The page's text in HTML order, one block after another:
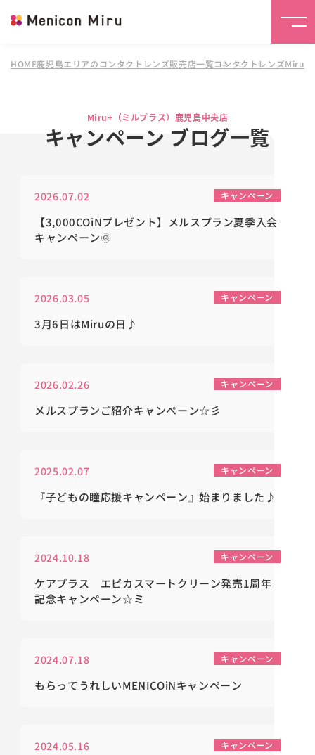
HOME鹿児島エリアのコンタクトレンズ販売店一覧コンタクトレンズMiru+
Miru+（ミルプラス）鹿児島中央店
キャンペーン ブログ一覧
2026.07.02 キャンペーン
【3,000COiNプレゼント】メルスプラン夏季入会
キャンペーン🌞
2026.03.05 キャンペーン
3月6日はMiruの日♪
2026.02.26 キャンペーン
メルスプランご紹介キャンペーン☆彡
2025.02.07 キャンペーン
『子どもの瞳応援キャンペーン』始まりました♪
2024.10.18 キャンペーン
ケアプラス エピカスマートクリーン発売1周年
記念キャンペーン☆ミ
2024.07.18 キャンペーン
もらってうれしいMENICOiNキャンペーン
2024.05.16 キャンペーン